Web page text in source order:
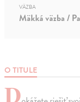
O TITULE
D
VÄZBA
Mäkká väzba /